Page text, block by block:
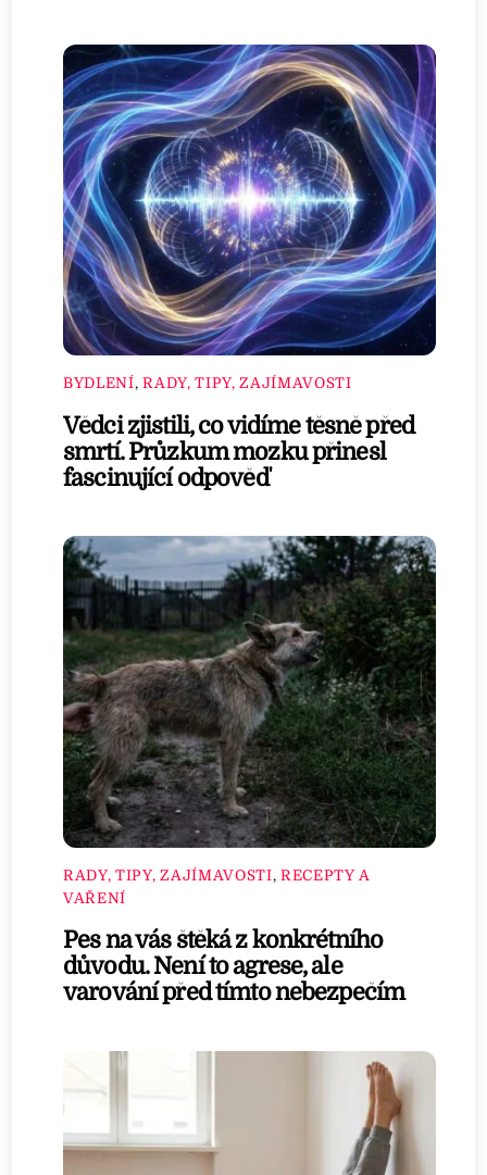
BYDLENÍ,RADY, TIPY, ZAJÍMAVOSTI
Vědci zjistili, co vidíme těsně před
smrtí. Průzkum mozku přinesl
fascinující odpověď
RADY, TIPY, ZAJÍMAVOSTI, RECEPTY A
VAŘENÍ
Pes na vás štěká z konkrétního
důvodu. Není to agrese, ale
varování před tímto nebezpečím